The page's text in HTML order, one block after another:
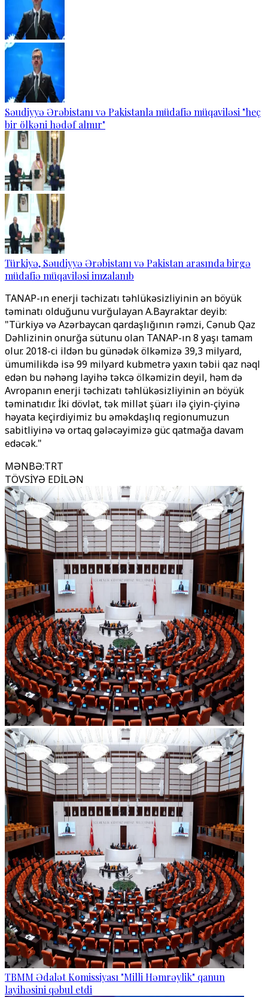
Səudiyyə Ərəbistanı və Pakistanla müdafiə müqaviləsi "heç
bir ölkəni hədəf almır"
Türkiyə, Səudiyyə Ərəbistanı və Pakistan arasında birgə
müdafiə müqaviləsi imzalanıb
TANAP-ın enerji təchizatı təhlükəsizliyinin ən böyük
təminatı olduğunu vurğulayan A.Bayraktar deyib:
"Türkiyə və Azərbaycan qardaşlığının rəmzi, Cənub Qaz
Dəhlizinin onurğa sütunu olan TANAP-ın 8 yaşı tamam
olur. 2018-ci ildən bu günədək ölkəmizə 39,3 milyard,
ümumilikdə isə 99 milyard kubmetrə yaxın təbii qaz nəql
edən bu nəhəng layihə təkcə ölkəmizin deyil, həm də
Avropanın enerji təchizatı təhlükəsizliyinin ən böyük
təminatıdır. İki dövlət, tək millət şüarı ilə çiyin-çiyinə
həyata keçirdiyimiz bu əməkdaşlıq regionumuzun
sabitliyinə və ortaq gələcəyimizə güc qatmağa davam
edəcək."
MƏNBƏ:TRT
TÖVSİYƏ EDİLƏN
TBMM Ədalət Komissiyası "Milli Həmrəylik" qanun
layihəsini qəbul etdi